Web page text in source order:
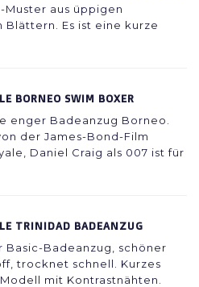
Muster aus üppigen
Blättern. Es ist eine kurze
zeigen.
BORNEO SWIM BOXER
enger Badeanzug Borneo.
der James-Bond-Film
Daniel Craig als 007 ist für
setzen. Ein Muss für jeden
TRINIDAD BADEANZUG
Basic-Badeanzug, schöner
trocknet schnell. Kurzes
mit Kontrastnähten.